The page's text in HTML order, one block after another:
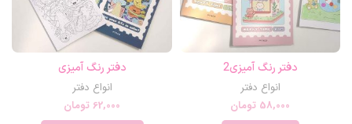
دفتر رنگ آمیزی2
انواع دفتر
58,000 تومان
دفتر رنگ آمیزی
انواع دفتر
62,000تومان